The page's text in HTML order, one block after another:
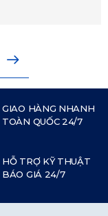
GIAO HÀNG NHANH
TOÀN QUỐC 24/7
HỖ TRỢ KỸ THUẬT
BÁO GIÁ 24/7